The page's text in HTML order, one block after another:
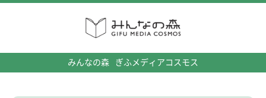
みんなの森 ぎふメディアコスモス